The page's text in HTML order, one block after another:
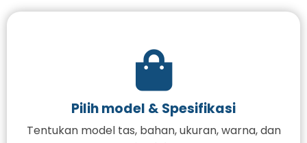
Pilih model & Spesifikasi
Tentukan model tas, bahan, ukuran, warna, dan